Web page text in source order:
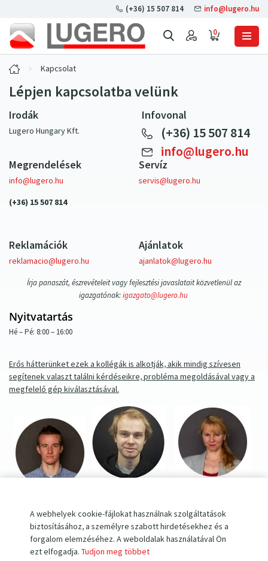
A webhelyek cookie-fájlokat használnak szolgáltatások
biztosításához, a személyre szabott hirdetésekhez és a
forgalom elemzéséhez. A weboldalak használatával Ön
ezt elfogadja. Tudjon meg többet
0
(+36) 15 507 814 info@lugero.hu
Kapcsolat
Lépjen kapcsolatba velünk
Lugero Hungary Kft.
(+36) 15 507 814
info@lugero.hu
Megrendelések
info@lugero.hu
(+36) 15 507 814
Servíz
servis@lugero.hu
Reklamációk
reklamacio@lugero.hu
Ajánlatok
ajanlatok@lugero.hu
Írja panaszát, észrevételeit vagy fejlesztési javaslatait közvetlenül az
igazgatónak:igazgato@lugero.hu
Nyitvatartás
Hé – Pé: 8:00 – 16:00
Erős hátterünket ezek a kollégák is alkotják, akik mindig szívesen
segítenek valaszt találni kérdéseikre, probléma megoldásával vagy a
megfelelő gép kiválasztásával.
szerviz, reklamációk